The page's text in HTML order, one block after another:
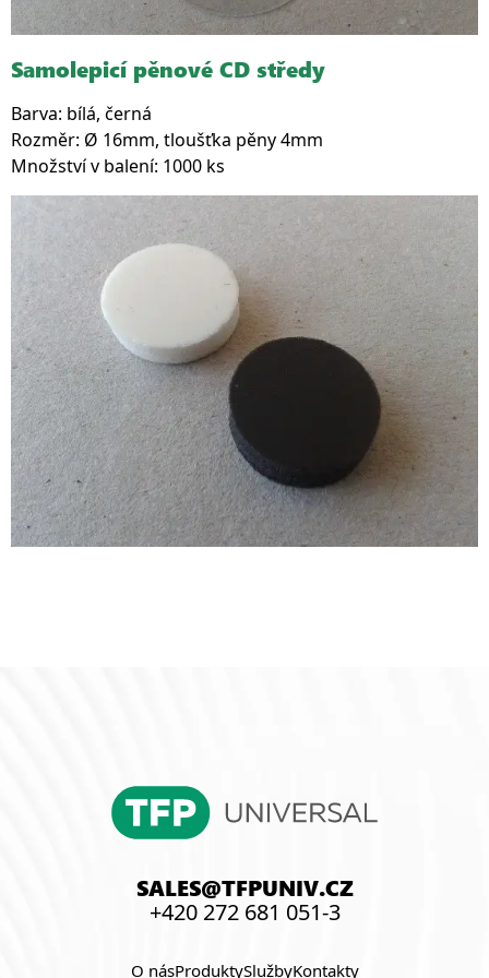
Samolepicí pěnové CD středy
Barva: bílá, černá
Rozměr: Ø 16mm, tloušťka pěny 4mm
Množství v balení: 1000 ks
SALES@TFPUNIV.CZ
+420 272 681 051-3
O násProduktySlužbyKontakty